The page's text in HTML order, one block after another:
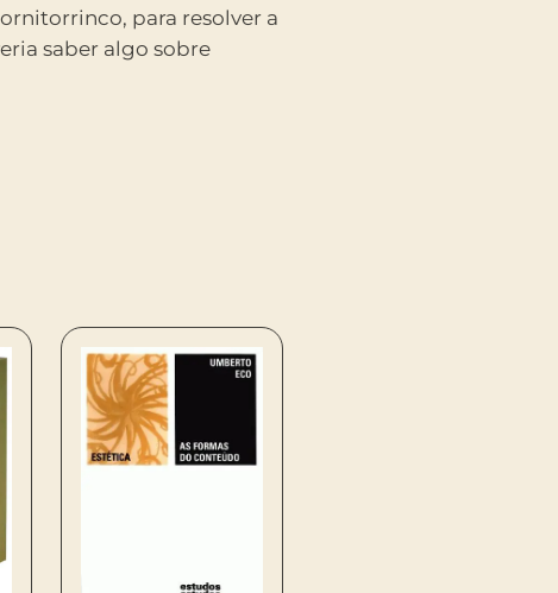
para resolver a
saber algo sobre